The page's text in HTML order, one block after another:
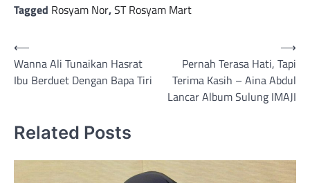
Tagged Rosyam Nor,ST Rosyam Mart
Post
navigation
⟵
Wanna Ali Tunaikan Hasrat
Ibu Berduet Dengan Bapa Tiri
Pernah Terasa Hati, Tapi
Terima Kasih – Aina Abdul
Lancar Album Sulung IMAJI
⟶
Related Posts